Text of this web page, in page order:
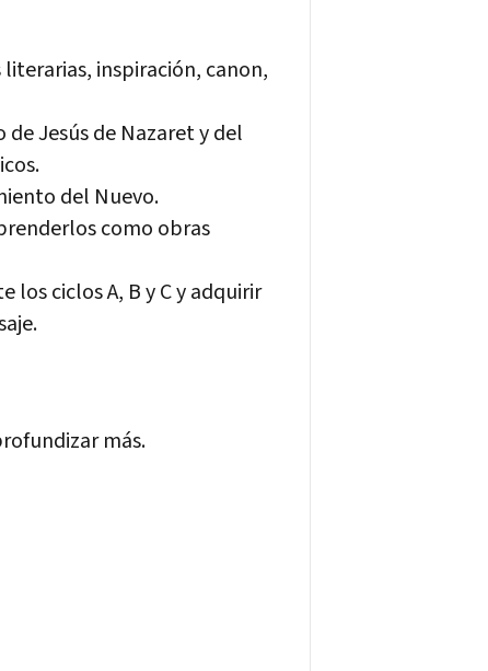
inspiración, canon,
Jesús de Nazaret y del
del Nuevo.
como obras
ciclos A, B y C y adquirir
más.